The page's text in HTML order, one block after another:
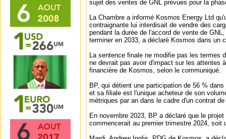
sujet des ventes de GNL prévues pour la
La Chambre a informé Kosmos Energy Ltd
contraignante lui interdisait de vendre des
pendant la durée de l'accord de vente de
terminer en 2033, a déclaré Kosmos dans un
La sentence finale ne modifie pas les termes
ne devrait pas avoir d'impact sur les attentes
financière de Kosmos, selon le communiqué.
BP, qui détient une participation de 56 %
et sa filiale est l'unique acheteur de son
métriques par an dans le cadre d'un contrat
En novembre 2023, BP a déclaré que le
commencerait au premier trimestre 2024, soit